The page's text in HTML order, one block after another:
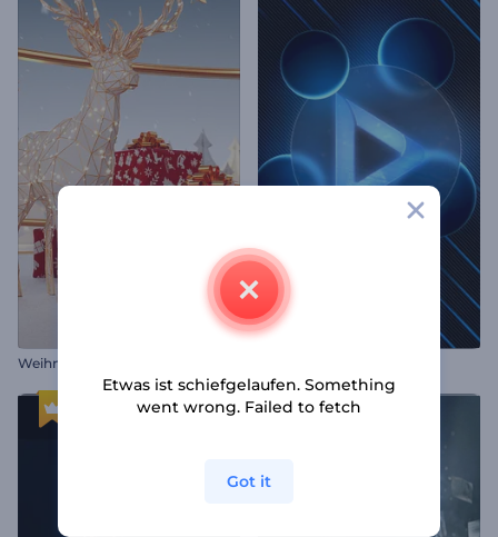
Weihnachtsstimmung Intro
Etwas ist schiefgelaufen. Something
went wrong. Failed to fetch
Got it